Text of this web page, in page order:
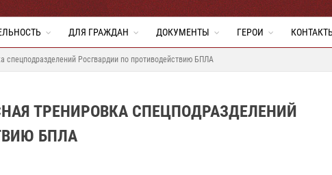
ДЛЯ ГРАЖДАН ДОКУМЕНТЫ ГЕРОИ
спецподразделений Росгвардии по противодействию БПЛА
ТРЕНИРОВКА СПЕЦПОДРАЗДЕЛЕНИЙ
БПЛА